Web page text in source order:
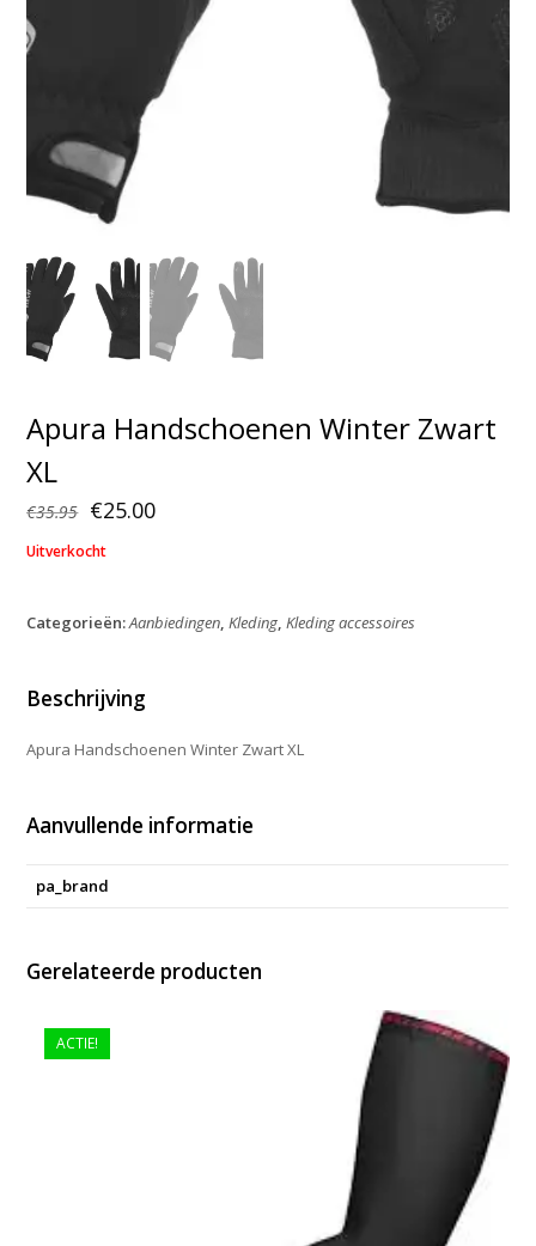
Apura Handschoenen Winter Zwart
XL
€35.95 Oorspronkelijke
prijs
€35.95.
€25.00Huidige
€25.00.
Uitverkocht
Categorieën:Aanbiedingen,Kleding,Kleding accessoires
Beschrijving
Apura Handschoenen Winter Zwart XL
Aanvullende informatie
pa_brand
Gerelateerde producten
ACTIE!